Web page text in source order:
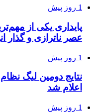
1 روز پیش
پایداری یکی از
عصر ناترازی و گذار
1 روز پیش
نتایج دومین لیگ
اعلام شد
1 روز پیش